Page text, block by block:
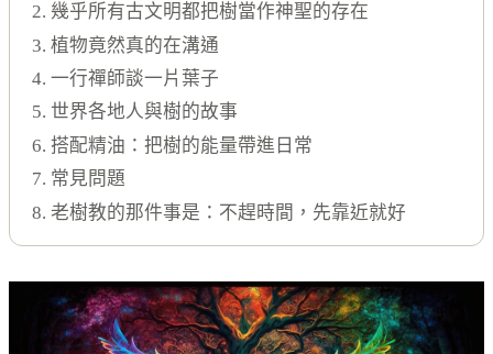
2. 幾乎所有古文明都把樹當作神聖的存在
3. 植物竟然真的在溝通
4. 一行禪師談一片葉子
5. 世界各地人與樹的故事
6. 搭配精油：把樹的能量帶進日常
7. 常見問題
8. 老樹教的那件事是：不趕時間，先靠近就好